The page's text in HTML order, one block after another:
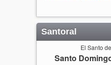
Santoral
El Santo
Santo